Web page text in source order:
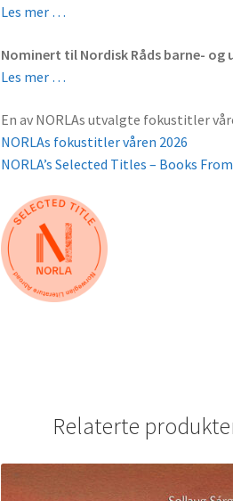
Les mer …
Nominert til Nordisk Råds barne-
Les mer …
En av NORLAs utvalgte fokustitler
NORLAs fokustitler våren 2026
NORLA’s Selected Titles – Books
Relaterte